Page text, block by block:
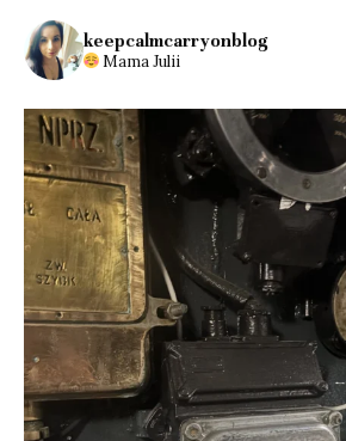
keepcalmcarryonblog
Mama Julii